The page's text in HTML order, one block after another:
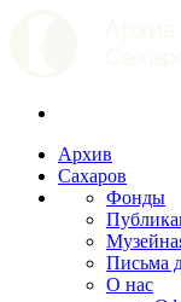
Архив
Сахаров
Фонды
Письма
О нас